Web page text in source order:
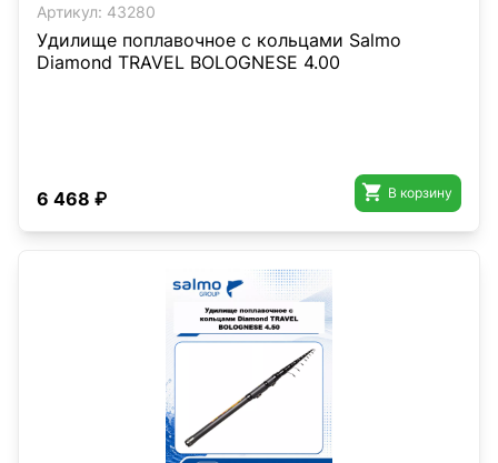
Артикул: 43280
Удилище поплавочное с кольцами Salmo
Diamond TRAVEL BOLOGNESE 4.00
6 468 ₽  В корзину